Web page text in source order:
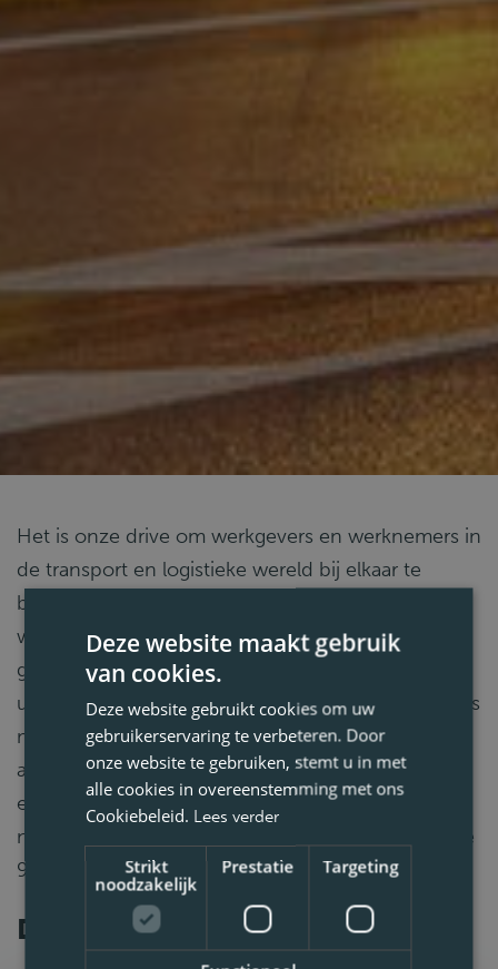
Het is onze drive om werkgevers en werknemers in
de transport en logistieke wereld bij elkaar te
brengen. Dit doen we 24 uur per dag, 7 dagen per
week. Met vestigingen door heel Europa zijn we
gespecialiseerd in de werving, selectie en
uitzending van vakkundige vrachtwagenchauffeurs
met rijbewijs C/CE. We bieden opleidingstrajecten
aan voor de vrachtwagenchauffeurs van morgen
en we verzorgen ook het verplichte
nascholingstraject volgens de richtlijnen van Code
95.
Driven by people
Deze website maakt gebruik
van cookies.
Deze website gebruikt cookies om uw
gebruikerservaring te verbeteren. Door
onze website te gebruiken, stemt u in met
alle cookies in overeenstemming met ons
Cookiebeleid. Lees verder
Strikt
noodzakelijk
Prestatie Targeting